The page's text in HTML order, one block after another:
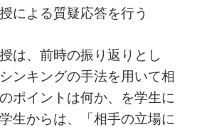
による質疑応答を行う
は、前時の振り返りとし
ンキングの手法を用いて相
ポイントは何か、を学生に
生からは、「相手の立場に